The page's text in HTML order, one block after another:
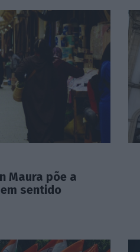
Maura põe a
sentido